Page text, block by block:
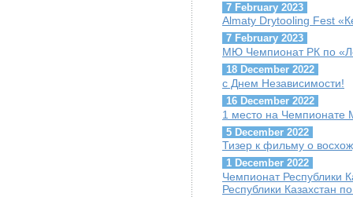
7 February 2023
Almaty Drytooling Fest
7 February 2023
МЮ Чемпионат РК по
18 December 2022
с Днем Независимости!
16 December 2022
1 место на
5 December 2022
Тизер к фильму о
1 December 2022
Чемпионат Республики
Республики Казахстан